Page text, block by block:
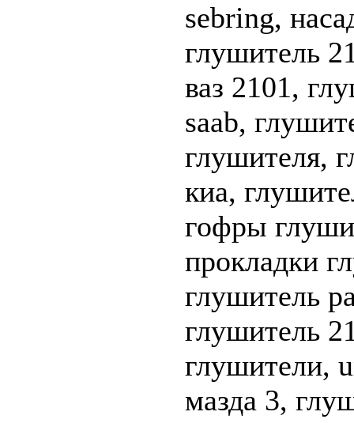
sebring,
глушитель
ваз 2101,
saab,
глушителя,
киа,
гофры
прокладки
глушитель
глушитель
глушители,
мазда 3,